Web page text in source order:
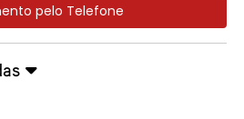
pelo Telefone